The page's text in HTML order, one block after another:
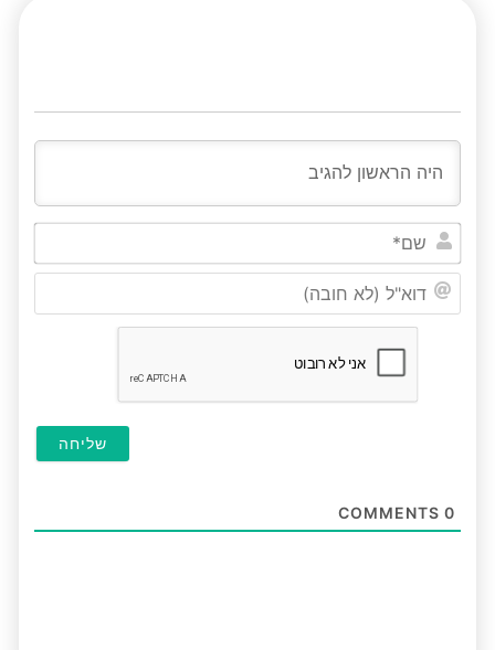
שם*
0